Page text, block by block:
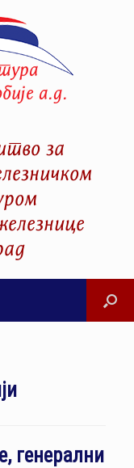
за
генерални